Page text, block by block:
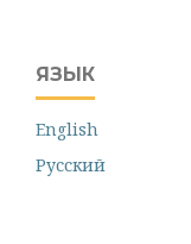
ЯЗЫК
English
Русский